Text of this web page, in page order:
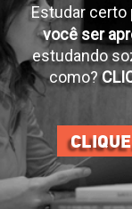
Estudar certo
você ser
estudando
como?